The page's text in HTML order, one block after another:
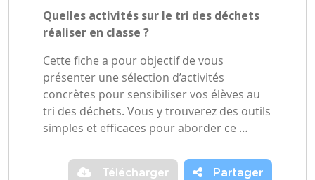
Quelles activités sur le tri des déchets
réaliser en classe ?
Cette fiche a pour objectif de vous
présenter une sélection d’activités
concrètes pour sensibiliser vos élèves au
tri des déchets. Vous y trouverez des outils
simples et efficaces pour aborder ce …
Télécharger Partager